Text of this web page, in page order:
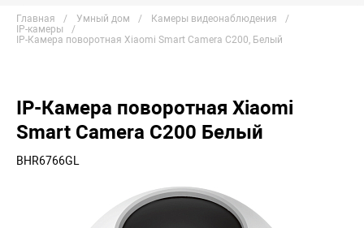
Главная Умный дом
Камеры видеонаблюдения
IP-камеры
IP-Камера поворотная Xiaomi Smart Camera C200, Белый
IP-Камера поворотная Xiaomi
Smart Camera C200 Белый
BHR6766GL